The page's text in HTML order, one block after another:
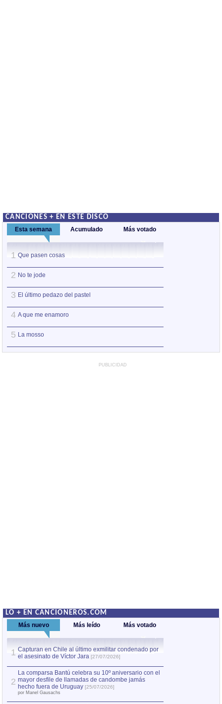
CANCIONES + EN ESTE DISCO
Esta semana Acumulado Más votado
1 Que pasen cosas
2 No te jode
3 El último pedazo del pastel
4 A que me enamoro
5 La mosso
PUBLICIDAD
LO + EN CANCIONEROS.COM
Más nuevo Más leído Más votado
1 Capturan en Chile al último exmilitar condenado por
el asesinato de Víctor Jara [27/07/2026]
2
La comparsa Bantú celebra su 10º aniversario con el
mayor desfile de llamadas de candombe jamás
hecho fuera de Uruguay [25/07/2026]
por Manel Gausachs